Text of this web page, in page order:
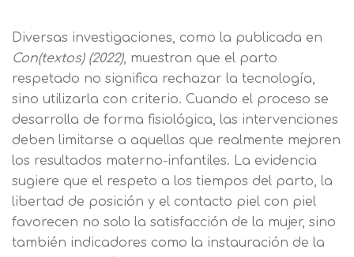
Diversas investigaciones, como la publicada en
Con(textos) (2022), muestran que el parto
respetado no significa rechazar la tecnología,
sino utilizarla con criterio. Cuando el proceso se
desarrolla de forma fisiológica, las intervenciones
deben limitarse a aquellas que realmente mejoren
los resultados materno-infantiles. La evidencia
sugiere que el respeto a los tiempos del parto, la
libertad de posición y el contacto piel con piel
favorecen no solo la satisfacción de la mujer, sino
también indicadores como la instauración de la